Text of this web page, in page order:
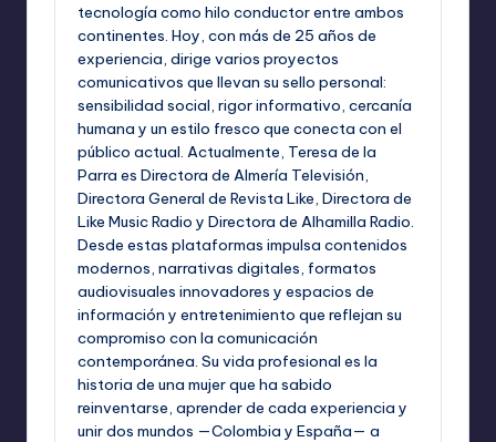
tecnología como hilo conductor entre ambos
continentes. Hoy, con más de 25 años de
experiencia, dirige varios proyectos
comunicativos que llevan su sello personal:
sensibilidad social, rigor informativo, cercanía
humana y un estilo fresco que conecta con el
público actual. Actualmente, Teresa de la
Parra es Directora de Almería Televisión,
Directora General de Revista Like, Directora de
Like Music Radio y Directora de Alhamilla Radio.
Desde estas plataformas impulsa contenidos
modernos, narrativas digitales, formatos
audiovisuales innovadores y espacios de
información y entretenimiento que reflejan su
compromiso con la comunicación
contemporánea. Su vida profesional es la
historia de una mujer que ha sabido
reinventarse, aprender de cada experiencia y
unir dos mundos —Colombia y España— a